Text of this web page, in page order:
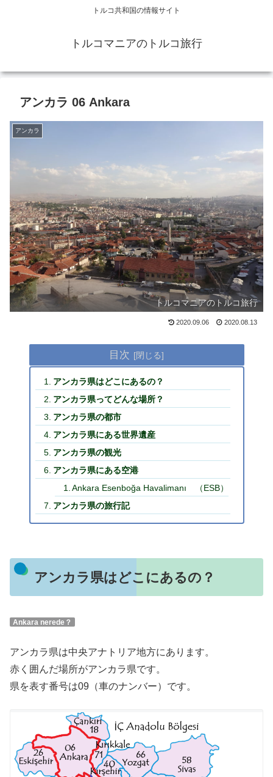
トルコ共和国の情報サイト
トルコマニアのトルコ旅行
アンカラ 06 Ankara
アンカラ
トルコマニアのトルコ旅行
2020.09.06 2020.08.13
目次
アンカラ県はどこにあるの？
アンカラ県ってどんな場所？
アンカラ県の都市
アンカラ県にある世界遺産
アンカラ県の観光
アンカラ県にある空港
Ankara Esenboğa Havalimanı （ESB）
アンカラ県の旅行記
アンカラ県はどこにあるの？
Ankara nerede？
アンカラ県は中央アナトリア地方にあります。
赤く囲んだ場所がアンカラ県です。
県を表す番号は09（車のナンバー）です。